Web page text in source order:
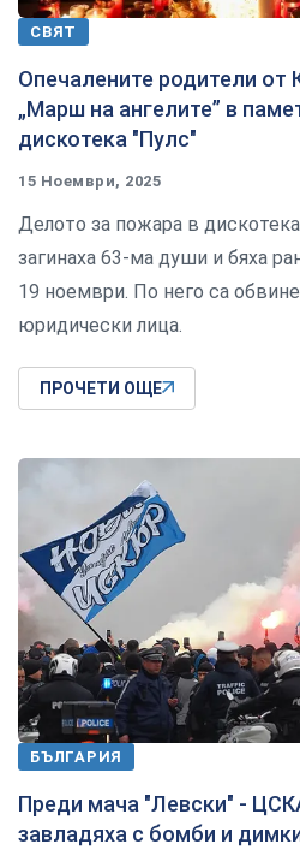
СВЯТ
Опечалените родители от
„Марш на ангелите” в
дискотека "Пулс"
15 Ноември, 2025
Делото за пожара в
загинаха 63-ма души и бяха
19 ноември. По него са
юридически лица.
ПРОЧЕТИ ОЩЕ
БЪЛГАРИЯ
Преди мача "Левски" -
завладяха с бомби и